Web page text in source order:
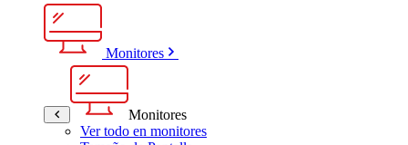
Monitores
Monitores
Ver todo en monitores